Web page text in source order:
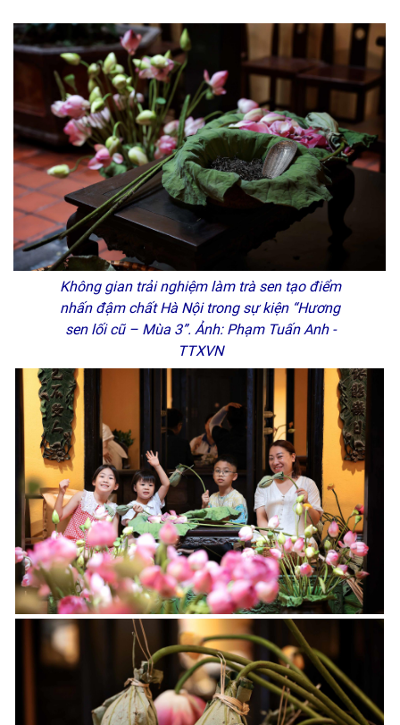
Không gian trải nghiệm làm trà sen tạo điểm
nhấn đậm chất Hà Nội trong sự kiện “Hương
sen lối cũ – Mùa 3”. Ảnh: Phạm Tuấn Anh -
TTXVN